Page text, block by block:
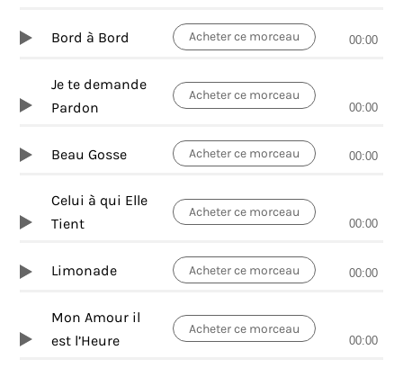
Acheter ce morceau
Bord à Bord 00:00
Acheter ce morceau
Je te demande
Pardon
00:00
Acheter ce morceau
Beau Gosse 00:00
Acheter ce morceau
Celui à qui Elle
Tient
00:00
Acheter ce morceau
Limonade 00:00
Acheter ce morceau
Mon Amour il
est l’Heure
00:00